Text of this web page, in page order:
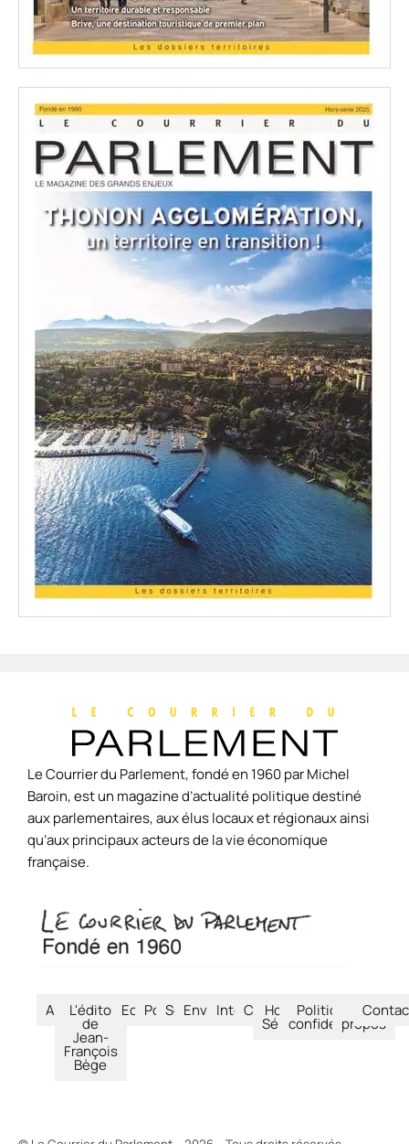
Le Courrier du Parlement, fondé en 1960 par Michel
Baroin, est un magazine d’actualité politique destiné
aux parlementaires, aux élus locaux et régionaux ainsi
qu’aux principaux acteurs de la vie économique
française.
Accueil
L'édito
de
Jean-
François
Bège
Economie
Politique
SociétéEnvironnement
International
CultureHors-
Séries
Politique de
confidentialité
À
propos